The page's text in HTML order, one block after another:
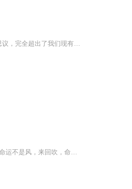
第一季完结，后续更新再行通知~有些现象我们无法解释原因，只因为它太过于神奇和不可思议，完全超出了我们现有的认知度和想象力，我们对这些现象或许只能称之为“神奇的巧合”。这是一部激发你无穷想象力的全球巧合事件经典荟萃，一个个不可思议的现象，让...
总有一些文字"生命是时时刻刻不知如何是好，在有生的瞬间能遇见你，竟花光所有运气。""命运不是风，来回吹，命运是大地，走到哪儿你都在命运中。""流言这东西，比流感蔓延的速度更快，比流星所蕴含的能量更巨大，比流氓更有恶意，比流产更让人心力憔悴。"“婚姻是一座围城，城外的人想进去，城里的人想出来。”“不受教育的人，因为不识字，上人的当；受教育的人，因为识了字，上印刷品的当。”...............................温暖着你...